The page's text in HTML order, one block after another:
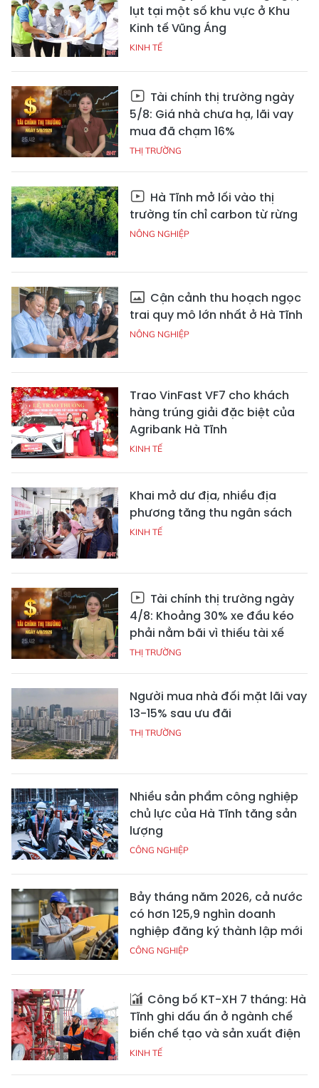
lụt tại một số khu vực ở Khu
Kinh tế Vũng Áng
KINH TẾ
Tài chính thị trường ngày
5/8: Giá nhà chưa hạ, lãi vay
mua đã chạm 16%
THỊ TRƯỜNG
Hà Tĩnh mở lối vào thị
trường tín chỉ carbon từ rừng
NÔNG NGHIỆP
Cận cảnh thu hoạch ngọc
trai quy mô lớn nhất ở Hà Tĩnh
NÔNG NGHIỆP
Trao VinFast VF7 cho khách
hàng trúng giải đặc biệt của
Agribank Hà Tĩnh
KINH TẾ
Khai mở dư địa, nhiều địa
phương tăng thu ngân sách
KINH TẾ
Tài chính thị trường ngày
4/8: Khoảng 30% xe đầu kéo
phải nằm bãi vì thiếu tài xế
THỊ TRƯỜNG
Người mua nhà đối mặt lãi vay
13-15% sau ưu đãi
THỊ TRƯỜNG
Nhiều sản phẩm công nghiệp
chủ lực của Hà Tĩnh tăng sản
lượng
CÔNG NGHIỆP
Bảy tháng năm 2026, cả nước
có hơn 125,9 nghìn doanh
nghiệp đăng ký thành lập mới
CÔNG NGHIỆP
Công bố KT-XH 7 tháng: Hà
Tĩnh ghi dấu ấn ở ngành chế
biến chế tạo và sản xuất điện
KINH TẾ